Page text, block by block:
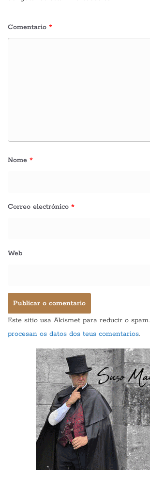
Comentario *
Nome *
Correo electrónico *
Web
Este sitio usa Akismet para reducir o spam.
procesan os datos dos teus comentarios.